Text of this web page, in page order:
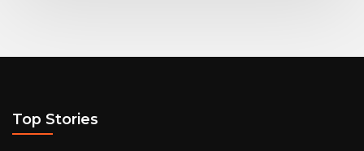
Top Stories